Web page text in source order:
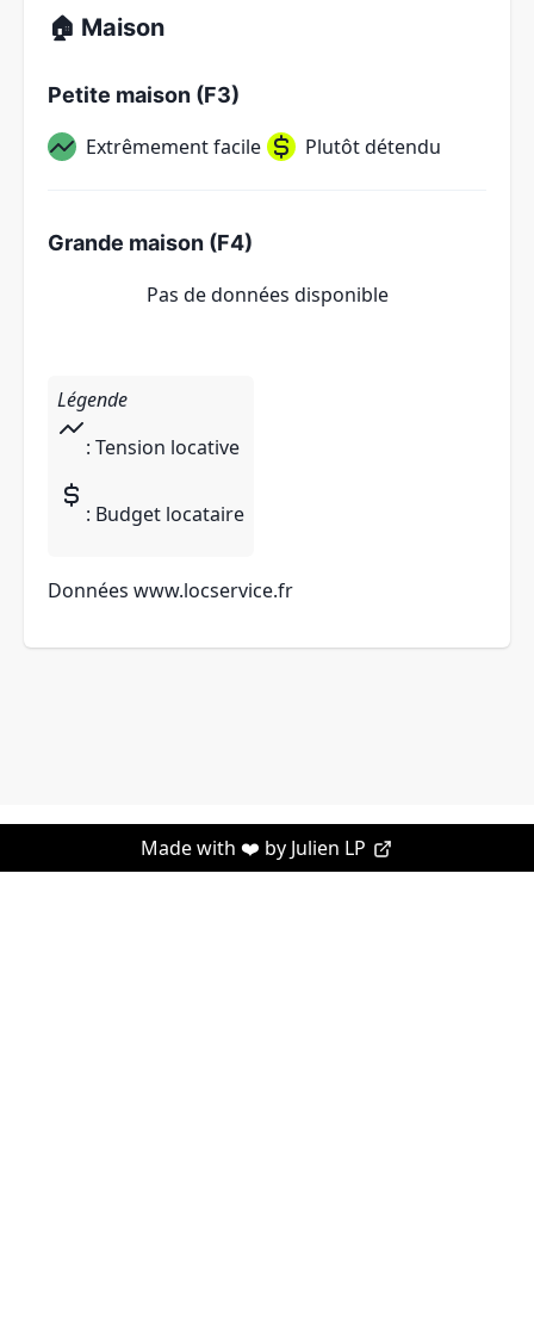
🏠 Maison
Petite maison (F3)
Extrêmement facile Plutôt détendu
Grande maison (F4)
Pas de données disponible
Légende
: Tension locative
: Budget locataire
Données www.locservice.fr
Made with ❤️ by Julien LP